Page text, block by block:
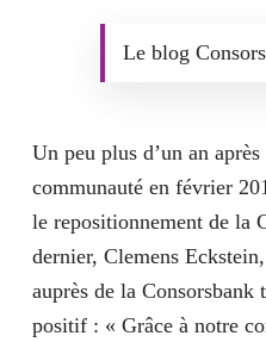
Le blog
Un peu plus d’un an
communauté en février
le repositionnement de la
dernier, Clemens
auprès de la
positif : « Grâce à notre